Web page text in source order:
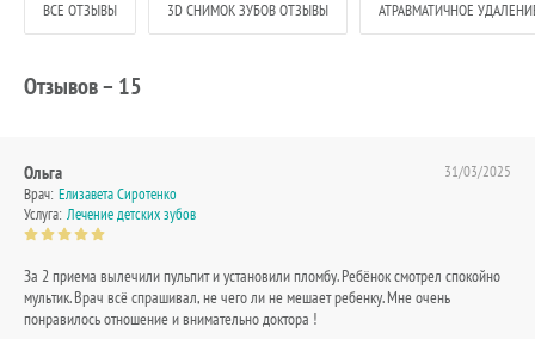
ВСЕ ОТЗЫВЫ 3D СНИМОК ЗУБОВ ОТЗЫВЫ АТРАВМАТИЧНОЕ
Отзывов – 15
Ольга
Врач: Елизавета Сиротенко
Услуга: Лечение детских зубов
31/03/2025
За 2 приема вылечили пульпит и установили пломбу. Ребёнок смотрел спокойно
мультик. Врач всё спрашивал, не чего ли не мешает ребенку. Мне очень
понравилось отношение и внимательно доктора !